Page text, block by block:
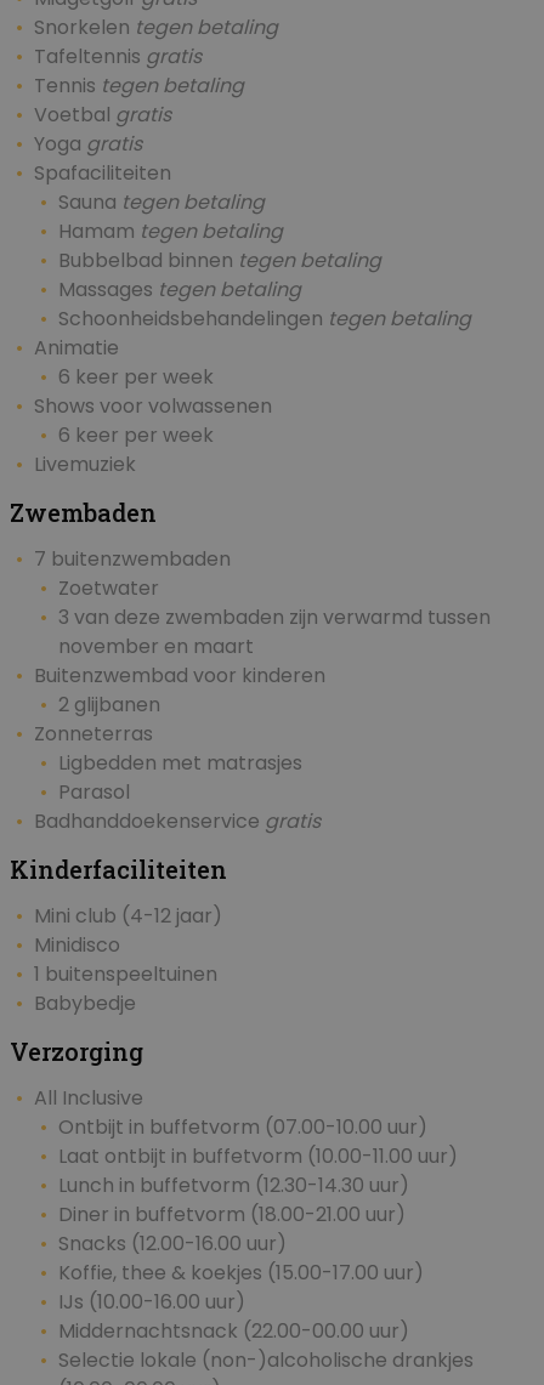
Snorkelen tegen betaling
Tafeltennis gratis
Tennis tegen betaling
Voetbal gratis
Yoga gratis
Spafaciliteiten
Sauna tegen betaling
Hamam tegen betaling
Bubbelbad binnen tegen betaling
Massages tegen betaling
Schoonheidsbehandelingen tegen betaling
Animatie
6 keer per week
Shows voor volwassenen
6 keer per week
Livemuziek
Zwembaden
7 buitenzwembaden
Zoetwater
3 van deze zwembaden zijn verwarmd tussen
november en maart
Buitenzwembad voor kinderen
2 glijbanen
Zonneterras
Ligbedden met matrasjes
Parasol
Badhanddoekenservice gratis
Kinderfaciliteiten
Mini club (4-12 jaar)
Minidisco
1 buitenspeeltuinen
Babybedje
Verzorging
All Inclusive
Ontbijt in buffetvorm (07.00-10.00 uur)
Laat ontbijt in buffetvorm (10.00-11.00 uur)
Lunch in buffetvorm (12.30-14.30 uur)
Diner in buffetvorm (18.00-21.00 uur)
Snacks (12.00-16.00 uur)
Koffie, thee & koekjes (15.00-17.00 uur)
IJs (10.00-16.00 uur)
Middernachtsnack (22.00-00.00 uur)
Selectie lokale (non-)alcoholische drankjes